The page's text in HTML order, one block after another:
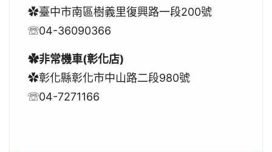
✿臺中市南區樹義里復興路一段200號
☏04-36090366
✿非常機車(彰化店)
✿彰化縣彰化市中山路二段980號
☏04-7271166